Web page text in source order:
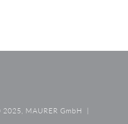
MAURER GmbH |